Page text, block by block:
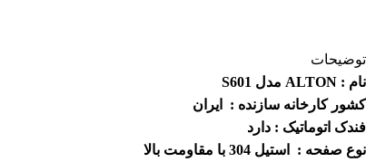
توضیحات
نام : ALTON مدل S601
کشور کارخانه سازنده : ایران
فندک اتوماتیک : دارد
نوع صفحه : استیل 304 با مقاومت بالا